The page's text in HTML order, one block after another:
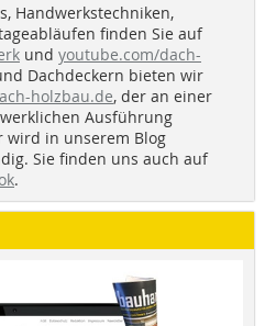
Handwerkstechniken,
finden Sie auf
und youtube.com/dach-
Dachdeckern bieten wir
holzbau.de, der an einer
Ausführung
wird in unserem Blog
Sie finden uns auch auf
.